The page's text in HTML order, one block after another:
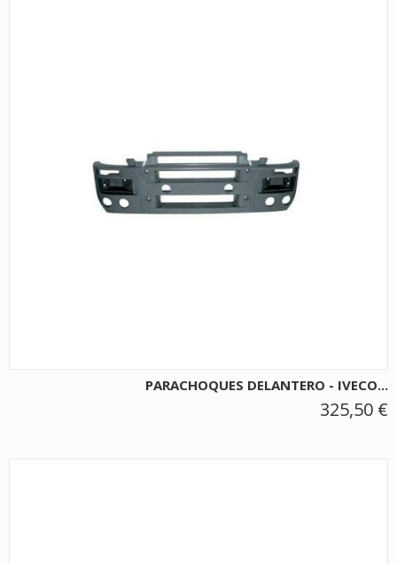
PARACHOQUES DELANTERO - IVECO...
325,50 €